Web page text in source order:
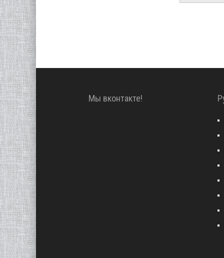
Мы вконтакте!